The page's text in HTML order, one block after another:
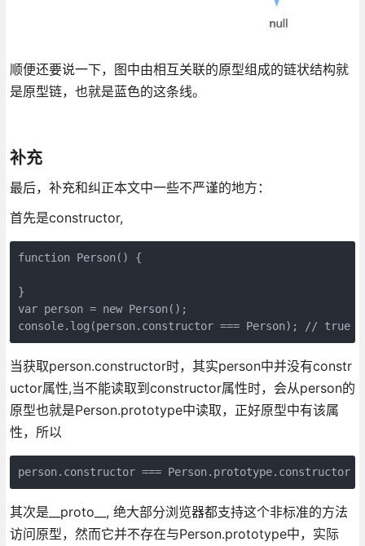
顺便还要说一下，图中由相互关联的原型组成的链状结构就
是原型链，也就是蓝色的这条线。
补充
最后，补充和纠正本文中一些不严谨的地方：
首先是constructor,
function Person() {
}
var person = new Person();
console.log(person.constructor === Person); // true
当获取person.constructor时，其实person中并没有constr
uctor属性,当不能读取到constructor属性时，会从person的
原型也就是Person.prototype中读取，正好原型中有该属
性，所以
person.constructor === Person.prototype.constructor
其次是__proto__, 绝大部分浏览器都支持这个非标准的方法
访问原型，然而它并不存在与Person.prototype中，实际